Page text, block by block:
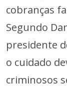
cobranças
Segundo
presidente
o cuidado
criminosos